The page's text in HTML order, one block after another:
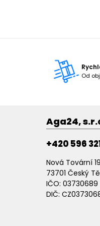
Od
Aga24,
+420 596
Nová Tovární
73701 Český
IČO: 03730689
DIČ: